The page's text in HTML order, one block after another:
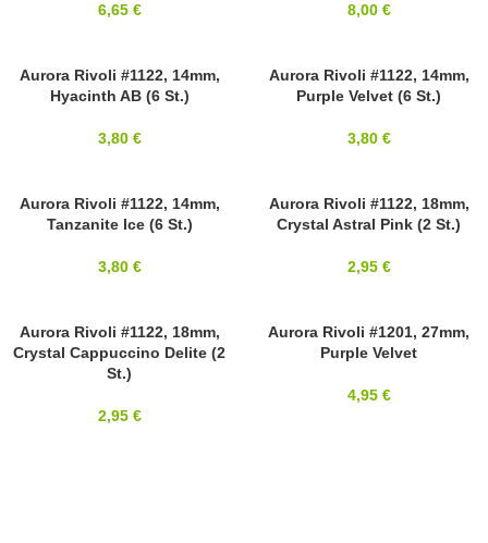
6,65 € 8,00 €
18MM
AURORA
Aurora Rivoli #1122, 14mm,
Hyacinth AB (6 St.)
3,80 €
18MM
AURORA
Aurora Rivoli #1122, 14mm,
Purple Velvet (6 St.)
3,80 €
18MM
AURORA
Aurora Rivoli #1122, 14mm,
Tanzanite Ice (6 St.)
3,80 €
18MM
AURORA
Aurora Rivoli #1122, 18mm,
Crystal Astral Pink (2 St.)
2,95 €
18MM
AURORA
Aurora Rivoli #1122, 18mm,
Crystal Cappuccino Delite (2
St.)
2,95 €
SOLD OUT
Aurora Rivoli #1201, 27mm,
Purple Velvet
4,95 €